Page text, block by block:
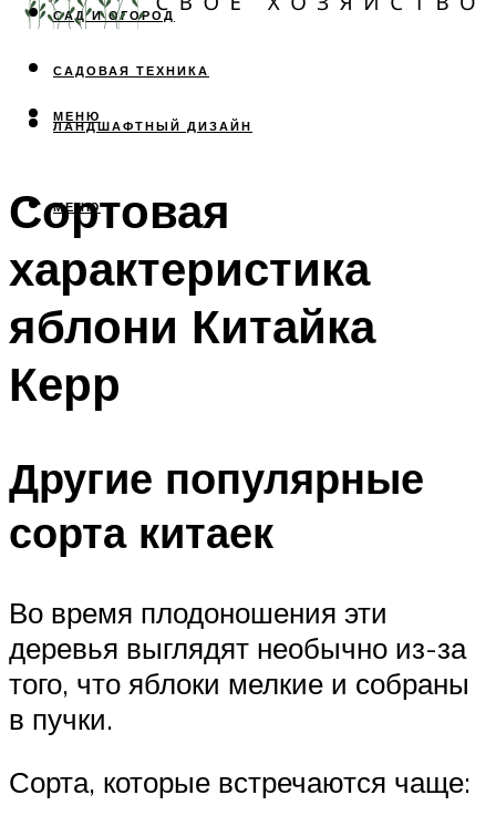
САД И ОГОРОД
САДОВАЯ ТЕХНИКА
ЛАНДШАФТНЫЙ ДИЗАЙН
МЕНЮ
МЕНЮ
Сортовая
характеристика
яблони Китайка
Керр
Другие популярные
сорта китаек
Во время плодоношения эти
деревья выглядят необычно из-за
того, что яблоки мелкие и собраны
в пучки.
Сорта, которые встречаются чаще: